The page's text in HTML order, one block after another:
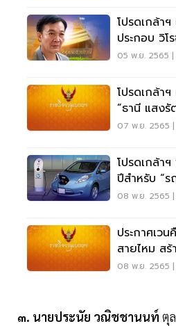
โปรดเกล้าฯ
ประกอบ วิ
ดีม.อุบลราช
05 พ.ย. 2565
โปรดเกล้า
“ธานี แสงรั
สหรัฐอเมริ
07 พ.ย. 2565 |
โปรดเกล้า
ปีสําหรับ “
08 พ.ย. 2565 |
ประกาศเว
สายไหม ส
รามอินทรา-
08 พ.ย. 2565 |
๓. นายประนัย วณิชชานนท์ ตุ